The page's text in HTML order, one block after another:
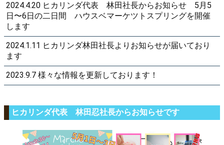
2024.4.20 ヒカリンダ代表 林田社長からお知らせ 5月5
日〜6日の二日間 ハウスベマーケツトスプリングを開催
します
2024.1.11 ヒカリンダ林田社長よりお知らせが届いており
ます
2023.9.7 様々な情報を更新しております！
ヒカリンダ代表 林田忍社長からお知らせです